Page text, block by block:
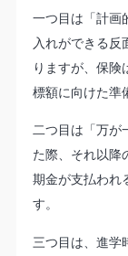
一つ目は「計画
入れができる反
りますが、保険
標額に向けた準
二つ目は「万が
た際、それ以降
期金が支払われ
す。
三つ目は、進学